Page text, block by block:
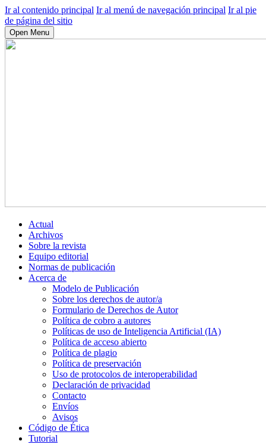
Ir al contenido principal Ir al menú de navegación principal Ir al pie
de página del sitio
Open Menu
Actual
Archivos
Sobre la revista
Equipo editorial
Normas de publicación
Acerca de
Modelo de Publicación
Sobre los derechos de autor/a
Formulario de Derechos de Autor
Política de cobro a autores
Políticas de uso de Inteligencia Artificial (IA)
Política de acceso abierto
Política de plagio
Política de preservación
Uso de protocolos de interoperabilidad
Declaración de privacidad
Contacto
Envíos
Avisos
Código de Ética
Tutorial